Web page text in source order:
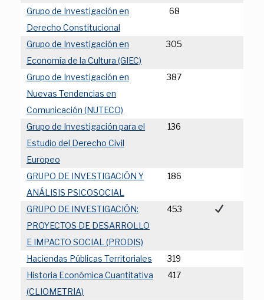
Grupo de Investigación en
Derecho Constitucional
68
Grupo de Investigación en
Economía de la Cultura (GIEC)
305
Grupo de Investigación en
Nuevas Tendencias en
Comunicación (NUTECO)
387
Grupo de Investigación para el
Estudio del Derecho Civil
Europeo
136
GRUPO DE INVESTIGACIÓN Y
ANÁLISIS PSICOSOCIAL
186
GRUPO DE INVESTIGACIÓN:
PROYECTOS DE DESARROLLO
E IMPACTO SOCIAL (PRODIS)
453
Haciendas Públicas Territoriales
319
Historia Económica Cuantitativa
(CLIOMETRIA)
417